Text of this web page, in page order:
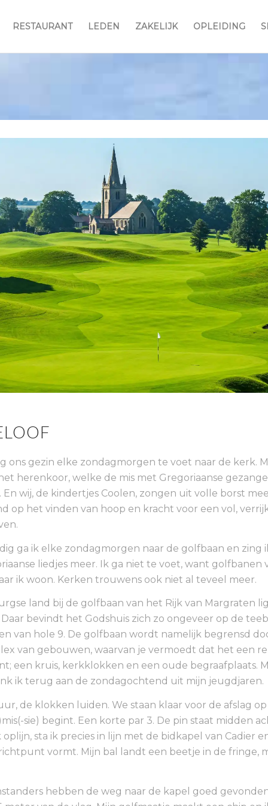
RESTAURANT LEDEN ZAKELIJK OPLEIDING
ons gezin elke zondagmorgen te voet naar de kerk.
herenkoor, welke de mis met Gregoriaanse
wij, de kindertjes Coolen, zongen uit volle borst
op het vinden van hoop en kracht voor een vol,
ga ik elke zondagmorgen naar de golfbaan en zing
liedjes meer. Ik ga niet te voet, want golfbanen
ik woon. Kerken trouwens ook niet al teveel meer.
land bij de golfbaan van het Rijk van Margraten
bevindt het Godshuis zich zo ongeveer op de
van hole 9. De golfbaan wordt namelijk begrensd
van gebouwen, waarvan je vermoedt dat het een
een kruis, kerkklokken en een oude begraafplaats.
ik terug aan de zondagochtend uit mijn jeugdjaren.
de klokken luiden. We staan klaar voor de afslag op
sie) begint. Een korte par 3. De pin staat midden
oplijn, sta ik precies in lijn met de bidkapel van Cadier
vormt. Mijn bal landt een beetje in de fringe,
hebben de weg naar de kapel goed